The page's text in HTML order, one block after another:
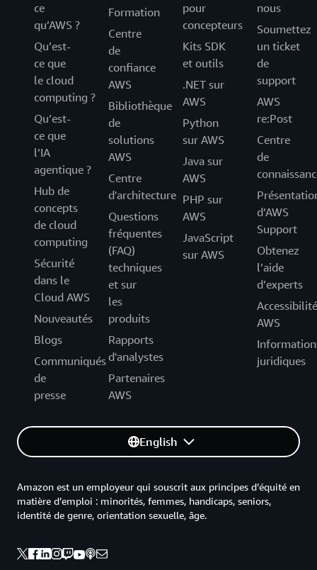
ce
qu’AWS ?
Qu’est-
ce que
le cloud
computing ?
Qu’est-
ce que
l’IA
agentique ?
Hub de
concepts
de cloud
computing
Sécurité
dans le
Cloud AWS
Nouveautés
Blogs
Communiqués
de
presse
Formation
Centre
de
confiance
AWS
Bibliothèque
de
solutions
AWS
Centre
d'architecture
Questions
fréquentes
(FAQ)
techniques
et sur
les
produits
Rapports
d'analystes
Partenaires
AWS
pour
concepteurs
Kits SDK
et outils
.NET sur
AWS
Python
sur AWS
Java sur
AWS
PHP sur
AWS
JavaScript
sur AWS
nous
Soumettez
un ticket
de
support
AWS
re:Post
Centre
de
d’AWS
Support
Obtenez
l’aide
d’experts
Accessibilité
AWS
juridiques
English
Amazon est un employeur qui souscrit aux principes d’équité en
matière d’emploi : minorités, femmes, handicaps, seniors,
identité de genre, orientation sexuelle, âge.